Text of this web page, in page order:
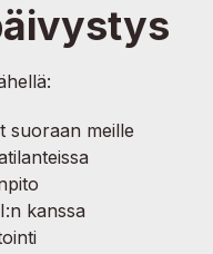
suoraan meille
kanssa